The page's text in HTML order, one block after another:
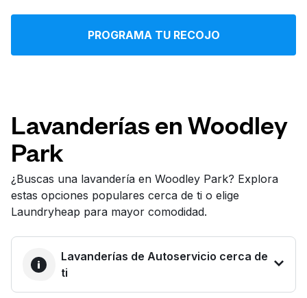
Iniciar sesión
Síguenos en
PROGRAMA TU RECOJO
Lavanderías en Woodley
Park
¿Buscas una lavandería en Woodley Park? Explora
estas opciones populares cerca de ti o elige
Laundryheap para mayor comodidad.
Lavanderías de Autoservicio cerca de
ti